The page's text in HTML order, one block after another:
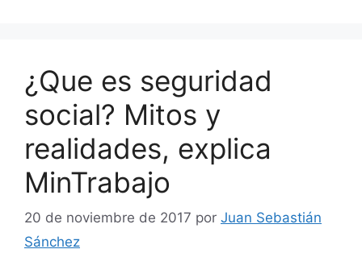
¿Que es seguridad
social? Mitos y
realidades, explica
MinTrabajo
20 de noviembre de 2017 por Juan Sebastián
Sánchez